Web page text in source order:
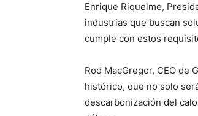
Enrique Riquelme,
industrias que buscan
cumple con estos
Rod MacGregor, CEO de
histórico, que no solo
descarbonización del